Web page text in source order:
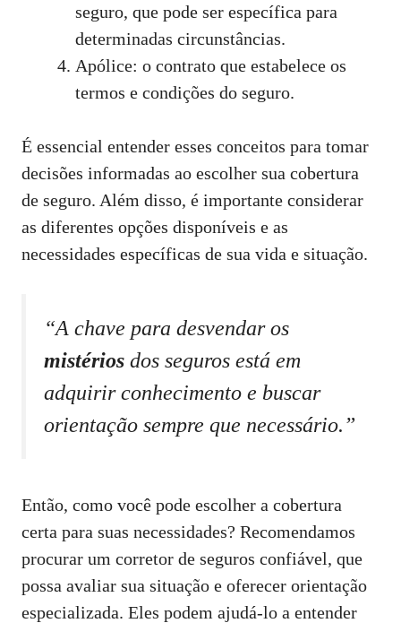
seguro, que pode ser específica para
determinadas circunstâncias.
Apólice: o contrato que estabelece os
termos e condições do seguro.
É essencial entender esses conceitos para tomar
decisões informadas ao escolher sua cobertura
de seguro. Além disso, é importante considerar
as diferentes opções disponíveis e as
necessidades específicas de sua vida e situação.
“A chave para desvendar os
mistérios dos seguros está em
adquirir conhecimento e buscar
orientação sempre que necessário.”
Então, como você pode escolher a cobertura
certa para suas necessidades? Recomendamos
procurar um corretor de seguros confiável, que
possa avaliar sua situação e oferecer orientação
especializada. Eles podem ajudá-lo a entender